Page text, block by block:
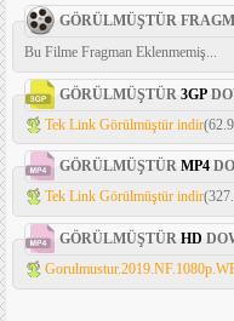
GÖRÜLMÜŞTÜR
Bu Filme Fragman Eklenmemiş...
GÖRÜLMÜŞTÜR 3GP
Tek Link Görülmüştür indir
GÖRÜLMÜŞTÜR MP4
Tek Link Görülmüştür indir
GÖRÜLMÜŞTÜR HD